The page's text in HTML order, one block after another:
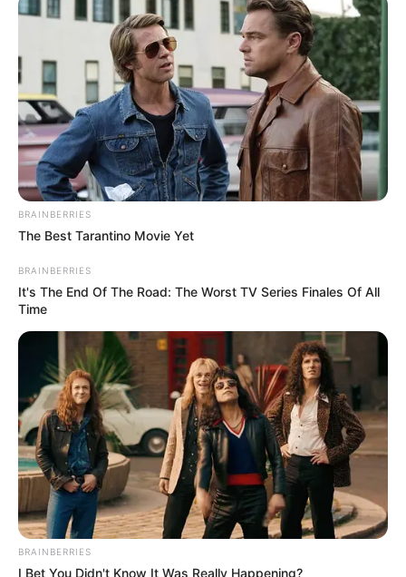
BRAINBERRIES
The Best Tarantino Movie Yet
BRAINBERRIES
It's The End Of The Road: The Worst TV Series Finales Of All
Time
BRAINBERRIES
I Bet You Didn't Know It Was Really Happening?